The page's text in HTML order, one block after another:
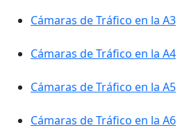
Cámaras de Tráfico en la A3
Cámaras de Tráfico en la A4
Cámaras de Tráfico en la A5
Cámaras de Tráfico en la A6